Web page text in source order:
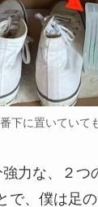
下に置いていて
力な、２つ
で、僕は足